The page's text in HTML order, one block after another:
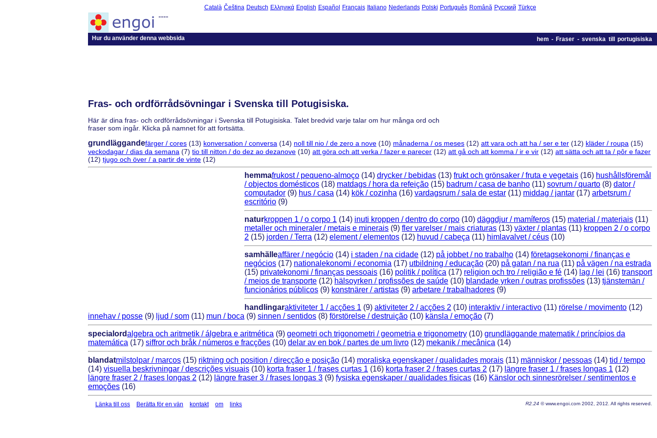
Català Čeština Deutsch Ελληνικά English Español Français Italiano Nederlands Polski Português Română Русский Türkçe
----
Hur du använder denna webbsida hem - Fraser - svenska till portugisiska
Fras- och ordförrådsövningar i Svenska till Potugisiska.
Här är dina fras- och ordförrådsövningar i Svenska till Potugisiska. Talet bredvid varje talar om hur många ord och
fraser som ingår. Klicka på namnet för att fortsätta.
grundläggandefärger / cores (13) konversation / conversa (14) noll till nio / de zero a nove (10) månaderna / os meses (12) att vara och att ha / ser e ter (12) kläder / roupa (15)
veckodagar / dias da semana (7) tio till nitton / do dez ao dezanove (10) att göra och att verka / fazer e parecer (12) att gå och att komma / ir e vir (12) att sätta och att ta / pôr e fazer
(12) tjugo och över / a partir de vinte (12)
hemmafrukost / pequeno-almoço (14) drycker / bebidas (13) frukt och grönsaker / fruta e vegetais (16) hushållsföremål
/ objectos domésticos (18) matdags / hora da refeição (15) badrum / casa de banho (11) sovrum / quarto (8) dator /
computador (9) hus / casa (14) kök / cozinha (16) vardagsrum / sala de estar (11) middag / jantar (17) arbetsrum /
escritório (9)
naturkroppen 1 / o corpo 1 (14) inuti kroppen / dentro do corpo (10) däggdjur / mamí­feros (15) material / materiais (11)
metaller och mineraler / metais e minerais (9) fler varelser / mais criaturas (13) växter / plantas (11) kroppen 2 / o corpo
2 (15) jorden / Terra (12) element / elementos (12) huvud / cabeça (11) himlavalvet / céus (10)
samhälleaffärer / negócio (14) i staden / na cidade (12) på jobbet / no trabalho (14) företagsekonomi / finanças e
negócios (17) nationalekonomi / economia (17) utbildning / educação (20) på gatan / na rua (11) på vägen / na estrada
(15) privatekonomi / finanças pessoais (16) politik / polí­tica (17) religion och tro / religião e fé (14) lag / lei (16) transport
/ meios de transporte (12) hälsoyrken / profissões de saúde (10) blandade yrken / outras profissões (13) tjänstemän /
funcionários públicos (9) konstnärer / artistas (9) arbetare / trabalhadores (9)
handlingaraktiviteter 1 / acções 1 (9) aktiviteter 2 / acções 2 (10) interaktiv / interactivo (11) rörelse / movimento (12)
innehav / posse (9) ljud / som (11) mun / boca (9) sinnen / sentidos (8) förstörelse / destruição (10) känsla / emoção (7)
specialordalgebra och aritmetik / álgebra e aritmética (9) geometri och trigonometri / geometria e trigonometry (10) grundläggande matematik / princí­pios da
matemática (17) siffror och bråk / números e fracções (10) delar av en bok / partes de um livro (12) mekanik / mecânica (14)
blandatmilstolpar / marcos (15) riktning och position / direcção e posição (14) moraliska egenskaper / qualidades morais (11) människor / pessoas (14) tid / tempo
(14) visuella beskrivningar / descrições visuais (10) korta fraser 1 / frases curtas 1 (16) korta fraser 2 / frases curtas 2 (17) längre fraser 1 / frases longas 1 (12)
längre fraser 2 / frases longas 2 (12) längre fraser 3 / frases longas 3 (9) fysiska egenskaper / qualidades fí­sicas (16) Känslor och sinnesrörelser / sentimentos e
emoções (16)
Länka till oss Berätta för en vän kontakt om links R2.24 © www.engoi.com 2002, 2012. All rights reserved.